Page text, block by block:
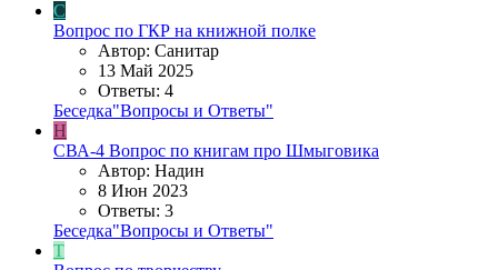
С
Вопрос по ГКР на книжной полке
Автор: Санитар
13 Май 2025
Ответы: 4
Беседка"Вопросы и Ответы"
Н
СВА-4 Вопрос по книгам про Шмыговика
Автор: Надин
8 Июн 2023
Ответы: 3
Беседка"Вопросы и Ответы"
T